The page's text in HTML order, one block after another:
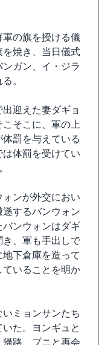
の旗を授ける儀
焼き、当日儀式
ガン、イ・ジラ
。
迎えた妻ダギョ
そこに、軍の上
罰を与えている
体罰を受けてい
ンが外交におい
するバンウォン
ンウォンはダギ
き、軍も手出しで
下倉庫を造って
いることを明か
ミョンサンたち
た。ヨンギュと
路、プニと再会